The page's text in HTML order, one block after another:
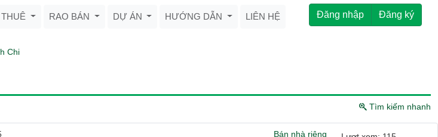
RAO BÁN DỰ ÁN HƯỚNG DẪN LIÊN HỆ Đăng nhập Đăng ký
Chi
Tìm kiếm nhanh
Bán nhà riêng